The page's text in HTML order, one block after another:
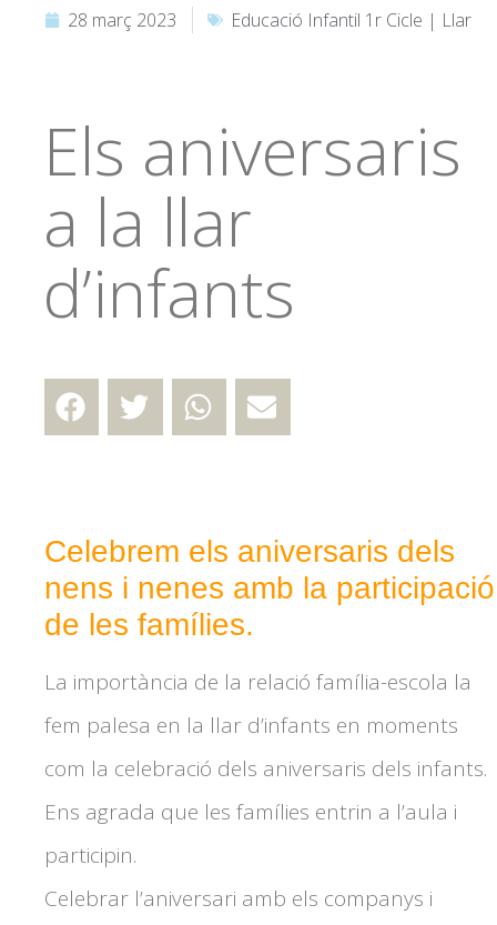
28 març 2023 Educació Infantil 1r Cicle | Llar
Els aniversaris
a la llar
d’infants
Celebrem els aniversaris dels
nens i nenes amb la participació
de les famílies.
La importància de la relació família-escola la
fem palesa en la llar d’infants en moments
com la celebració dels aniversaris dels infants.
Ens agrada que les famílies entrin a l’aula i
participin.
Celebrar l’aniversari amb els companys i